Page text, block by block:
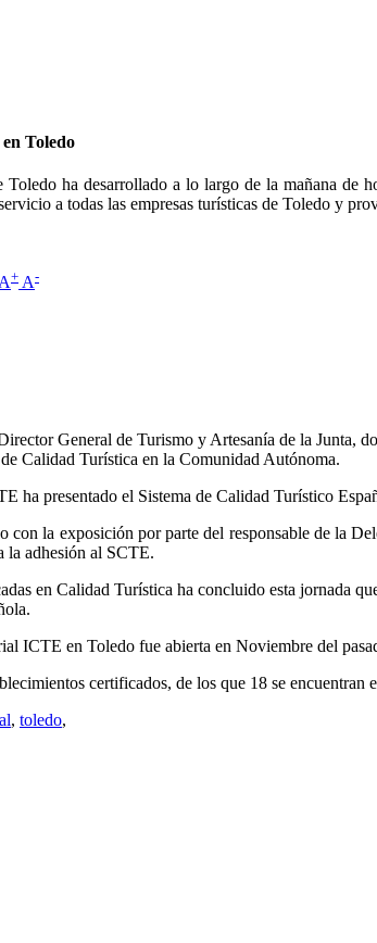
Toledo
ha desarrollado a lo largo de la mañana
a todas las empresas turísticas de Toledo y
A+ A-
General de Turismo y Artesanía de la Junta,
Calidad Turística en la Comunidad Autónoma.
ha presentado el Sistema de Calidad Turístico
con la exposición por parte del responsable de la
la adhesión al SCTE.
en Calidad Turística ha concluido esta jornada
ICTE en Toledo fue abierta en Noviembre del
certificados, de los que 18 se encuentran
, toledo,